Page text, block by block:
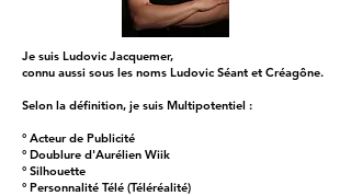
Je suis Ludovic Jacquemer,
connu aussi sous les noms Ludovic Séant et Créagône.
Selon la définition, je suis Multipotentiel :
° Acteur de Publicité
° Doublure d'Aurélien Wiik
° Silhouette
° Personnalité Télé (Téléréalité)